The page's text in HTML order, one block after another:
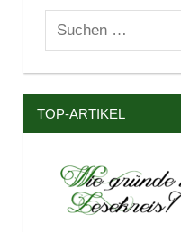
Suchen
TOP-ARTIKEL